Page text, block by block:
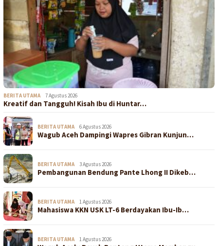
BERITA UTAMA 7 Agustus 2026
Kreatif dan Tangguh! Kisah Ibu di Huntar…
BERITA UTAMA 6 Agustus 2026
Wagub Aceh Dampingi Wapres Gibran Kunjun…
BERITA UTAMA 3 Agustus 2026
Pembangunan Bendung Pante Lhong II Dikeb…
BERITA UTAMA 1 Agustus 2026
Mahasiswa KKN USK LT-6 Berdayakan Ibu-Ib…
BERITA UTAMA 1 Agustus 2026